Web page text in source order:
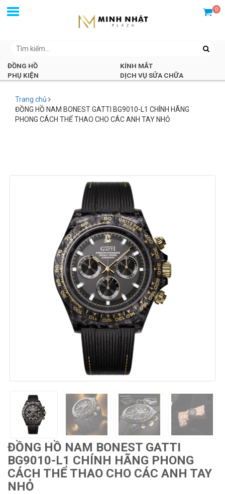
0
ĐỒNG HỒ
KÍNH MẮT
PHỤ KIỆN
DỊCH VỤ SỬA CHỮA
Trang chủ
ĐỒNG HỒ NAM BONEST GATTI BG9010-L1 CHÍNH HÃNG
PHONG CÁCH THỂ THAO CHO CÁC ANH TAY NHỎ
ĐỒNG HỒ NAM BONEST GATTI
BG9010-L1 CHÍNH HÃNG PHONG
CÁCH THỂ THAO CHO CÁC ANH TAY
NHỎ